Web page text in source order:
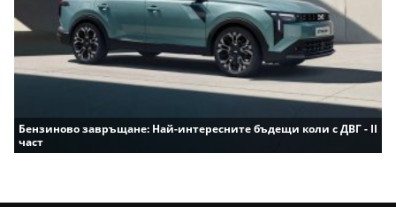
Бензиново завръщане: Най-интересните бъдещи коли с ДВГ - II
част